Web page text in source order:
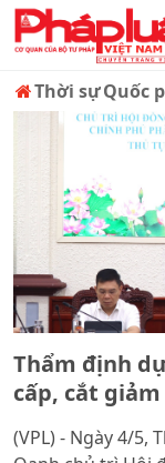
Thời sựQuốc
Thẩm định
cấp, cắt
(VPL) - Ngày 4/5,